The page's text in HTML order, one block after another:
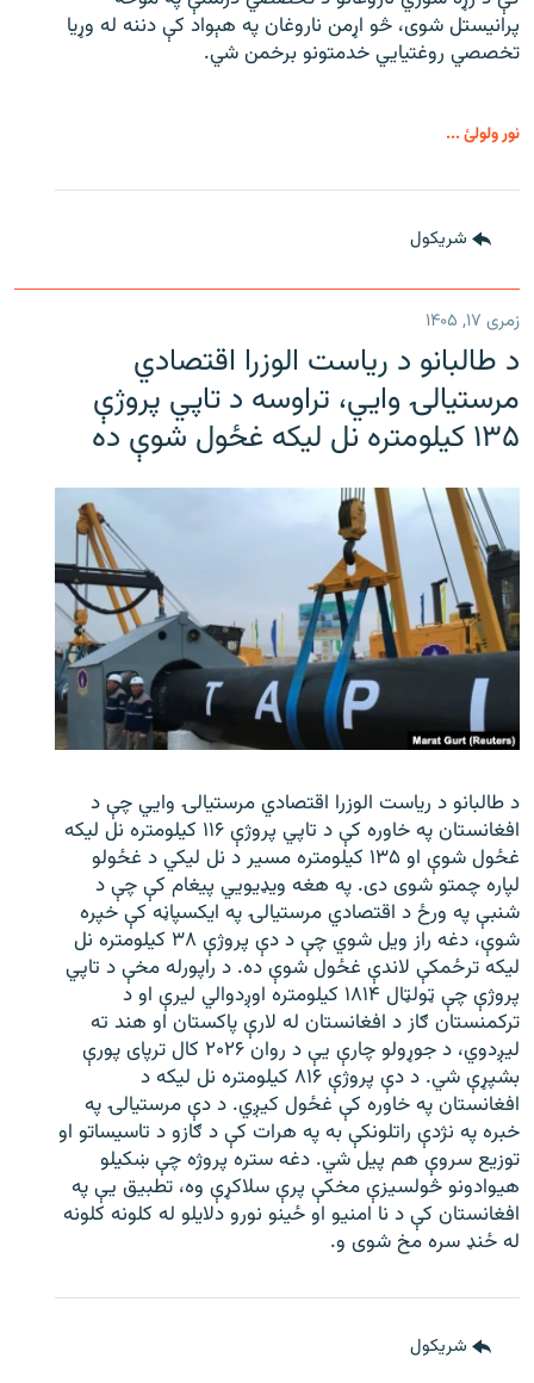
پرانیستل شوی، څو اړمن ناروغان په هېواد کې دننه له وړیا
تخصصي روغتیايي خدمتونو برخمن شي.
نور ولولئ ...
شريکول
زمری ۱۷, ۱۴۰۵
د طالبانو د ریاست الوزرا اقتصادي
مرستیالۍ وایي، تراوسه د تاپي پروژې
۱۳۵ کیلومتره نل لیکه غځول شوې ده
د طالبانو د ریاست الوزرا اقتصادي مرستیالۍ وایي چې د
افغانستان په خاوره کې د تاپي پروژې ۱۱۶ کیلومتره نل لیکه
غځول شوې او ۱۳۵ کیلومتره مسیر د نل لیکي د غځولو
لپاره چمتو شوی دی. په هغه ویډیویي پیغام کې چې د
شنبې په ورځ د اقتصادي مرستیالۍ په ایکسپاڼه کې خپره
شوې، دغه راز ویل شوي چې د دې پروژې ۳۸ کیلومتره نل
لیکه ترځمکې لاندې غځول شوې ده. د راپورله مخې د تاپي
پروژې چې ټولټال ۱۸۱۴ کیلومتره اوږدوالي لیرې او د
ترکمنستان ګاز د افغانستان له لارې پاکستان او هند ته
لیږدوي، د جوړولو چارې یې د روان ۲۰۲۶ کال ترپای پورې
بشپړې شي. د دې پروژې ۸۱۶ کیلومتره نل لیکه د
افغانستان په خاوره کې غځول کیږي. د دې مرستیالۍ په
خبره په نژدې راتلونکې به په هرات کې د ګازو د تاسیساتو او
توزیع سروې هم پیل شي. دغه ستره پروژه چې ښکیلو
هیوادونو څولسیزې مخکې پرې سلاکړې وه، تطبیق یې په
افغانستان کې د نا امنیو او ځینو نورو دلایلو له کلونه کلونه
له ځنډ سره مخ شوی و.
شريکول